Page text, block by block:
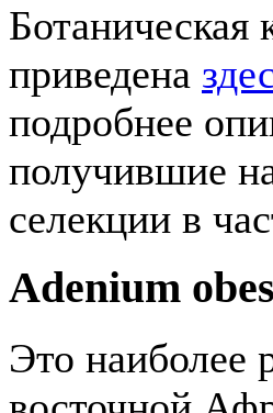
Ботаническая
приведена
подробнее
получившие
селекции в
Adenium
Это наиболее